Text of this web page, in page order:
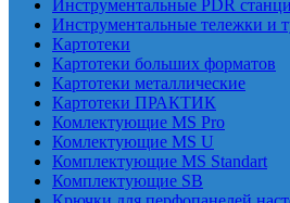
Инструментальные PDR
Инструментальные тележки и
Картотеки
Картотеки больших форматов
Картотеки металлические
Картотеки ПРАКТИК
Комлектующие MS Pro
Комлектующие MS U
Комплектующие MS Standart
Комплектующие SB